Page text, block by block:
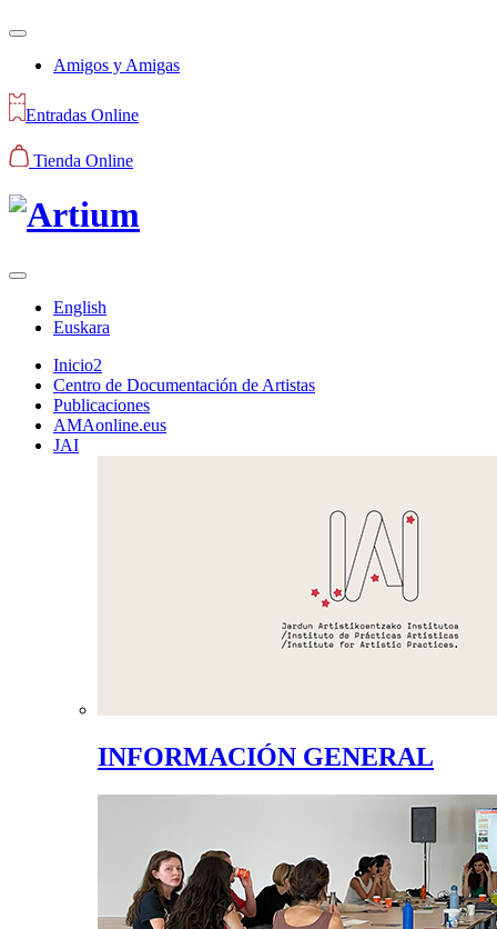
Amigos y Amigas
Entradas Online
Tienda Online
English
Euskara
Inicio2
Centro de Documentación de Artistas
Publicaciones
AMAonline.eus
JAI
INFORMACIÓN GENERAL